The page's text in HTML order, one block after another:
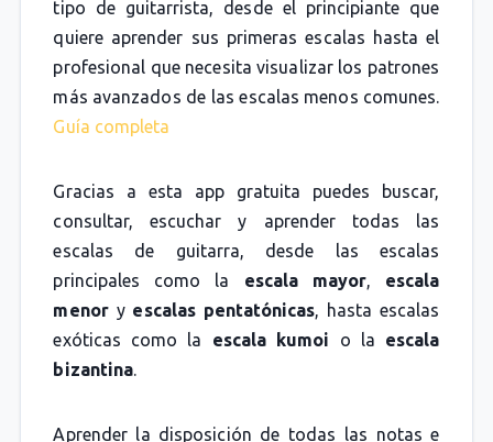
tipo de guitarrista, desde el principiante que
quiere aprender sus primeras escalas hasta el
profesional que necesita visualizar los patrones
más avanzados de las escalas menos comunes.
Guía completa
Gracias a esta app gratuita puedes buscar,
consultar, escuchar y aprender todas las
escalas de guitarra, desde las escalas
principales como la escala mayor, escala
menory escalas pentatónicas, hasta escalas
exóticas como la escala kumoi o la escala
bizantina.
Aprender la disposición de todas las notas e